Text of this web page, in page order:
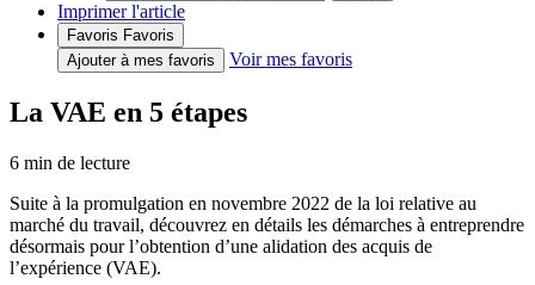
Imprimer l'article
Favoris Favoris
Ajouter à mes favoris
Voir mes favoris
La VAE en 5 étapes
6 min de lecture
Suite à la promulgation en novembre 2022 de la loi relative au
marché du travail, découvrez en détails les démarches à entreprendre
désormais pour l’obtention d’une alidation des acquis de
l’expérience (VAE).